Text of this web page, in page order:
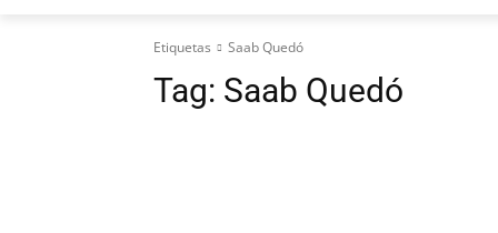
Etiquetas Saab Quedó
Tag: Saab Quedó